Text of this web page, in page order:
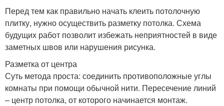
Перед тем как правильно начать клеить потолочную
плитку, нужно осуществить разметку потолка. Схема
будущих работ позволит избежать неприятностей в виде
заметных швов или нарушения рисунка.
Разметка от центра
Суть метода проста: соединить противоположные углы
комнаты при помощи обычной нити. Пересечение линий
– центр потолка, от которого начинается монтаж.